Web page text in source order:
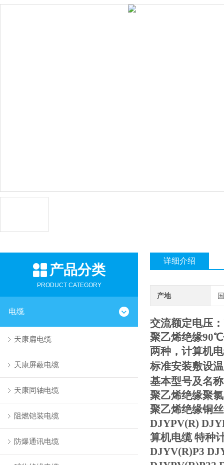
产品分类
PRODUCT CATEGORY
电缆
天康扁电缆
天康屏蔽电缆
天康同轴电缆
阻燃铠装电缆
防爆通讯电缆
详细介绍
产地
交流额定电压
聚乙烯绝缘
两种，计算机
标准安装敷设
基本型号及名
聚乙烯绝缘聚
聚乙烯绝缘铜
DJYPV(R)
算机电缆 特种
DJYV(R)P3